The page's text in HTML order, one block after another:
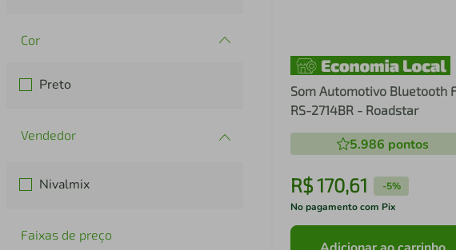
Cor
Preto
Nivalmix
Faixas de preço
Som Automotivo Bluetooth
RS-2714BR - Roadstar
5.986 pontos
R$170,61 -5%
No pagamento com Pix